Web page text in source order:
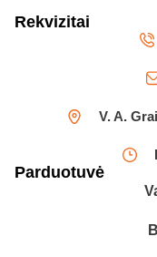
Rekvizitai
V. A.
Parduotuvė